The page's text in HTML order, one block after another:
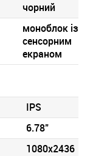
чорний
моноблок із
сенсорним
екраном
IPS
6.78"
1080x2436